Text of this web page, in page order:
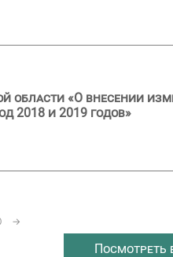
области «О внесении
2018 и 2019 годов»
→
Посмотреть